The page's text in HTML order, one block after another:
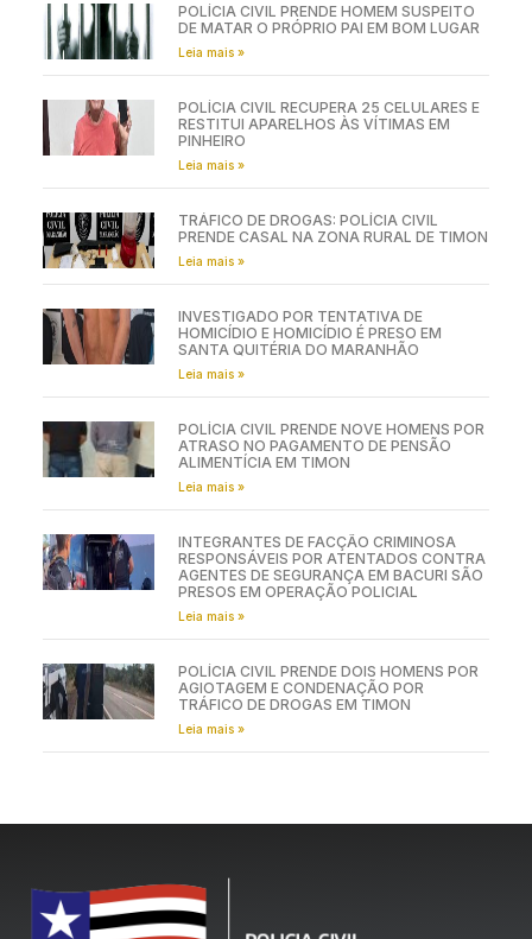
POLÍCIA CIVIL PRENDE HOMEM SUSPEITO
DE MATAR O PRÓPRIO PAI EM BOM LUGAR
Leia mais »
POLÍCIA CIVIL RECUPERA 25 CELULARES E
RESTITUI APARELHOS ÀS VÍTIMAS EM
PINHEIRO
Leia mais »
TRÁFICO DE DROGAS: POLÍCIA CIVIL
PRENDE CASAL NA ZONA RURAL DE TIMON
Leia mais »
INVESTIGADO POR TENTATIVA DE
HOMICÍDIO E HOMICÍDIO É PRESO EM
SANTA QUITÉRIA DO MARANHÃO
Leia mais »
POLÍCIA CIVIL PRENDE NOVE HOMENS POR
ATRASO NO PAGAMENTO DE PENSÃO
ALIMENTÍCIA EM TIMON
Leia mais »
INTEGRANTES DE FACÇÃO CRIMINOSA
RESPONSÁVEIS POR ATENTADOS CONTRA
AGENTES DE SEGURANÇA EM BACURI SÃO
PRESOS EM OPERAÇÃO POLICIAL
Leia mais »
POLÍCIA CIVIL PRENDE DOIS HOMENS POR
AGIOTAGEM E CONDENAÇÃO POR
TRÁFICO DE DROGAS EM TIMON
Leia mais »